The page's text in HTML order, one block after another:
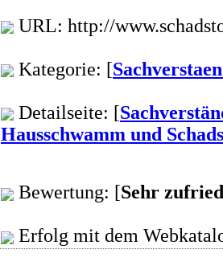
URL: http://
Kategorie: [
Detailseite: [
Hausschwamm und
Bewertung: [Sehr
Erfolg mit dem